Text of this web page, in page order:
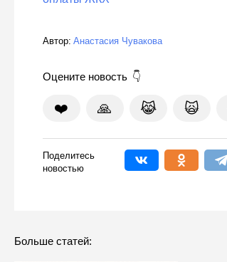
Автор: Анастасия Чувакова
Оцените новость
❤️ 🙏 😹 🙀
Поделитесь
новостью
Больше статей: